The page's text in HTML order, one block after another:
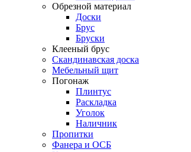
Обрезной материал
Доски
Брус
Бруски
Клееный брус
Скандинавская доска
Мебельный щит
Погонаж
Плинтус
Раскладка
Уголок
Наличник
Пропитки
Фанера и ОСБ